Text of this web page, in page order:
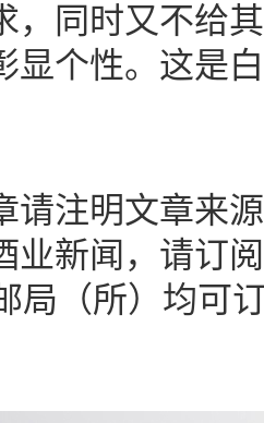
，同时又不给
显个性。这是
注明文章来源
业新闻，请订
局（所）均可